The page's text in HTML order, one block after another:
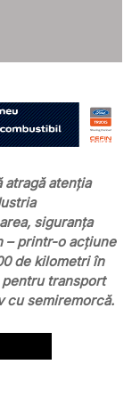
atenția
siguranța
– printr-o acțiune
de kilometri în
transport
cu semiremorcă.